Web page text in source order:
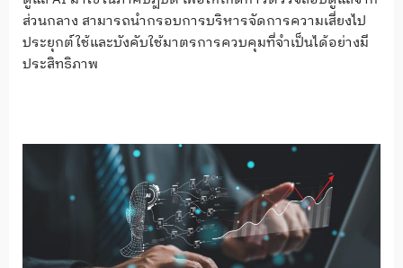
ส่วนกลาง สามารถนำกรอบการบริหารจัดการความเสี่ยงไป
ประยุกต์ใช้และบังคับใช้มาตรการควบคุมที่จำเป็นได้อย่างมี
ประสิทธิภาพ